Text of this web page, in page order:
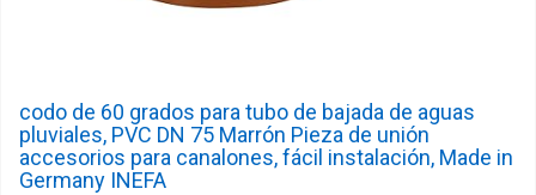
codo de 60 grados para tubo de bajada de aguas
pluviales, PVC DN 75 Marrón Pieza de unión
accesorios para canalones, fácil instalación, Made in
Germany INEFA